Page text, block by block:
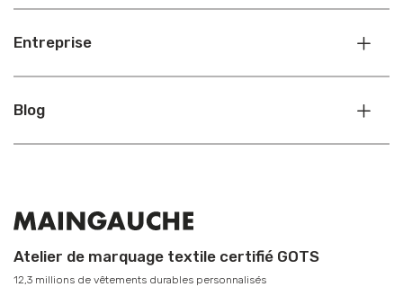
Entreprise
Blog
Atelier de marquage textile certifié GOTS
12,3 millions de vêtements durables personnalisés